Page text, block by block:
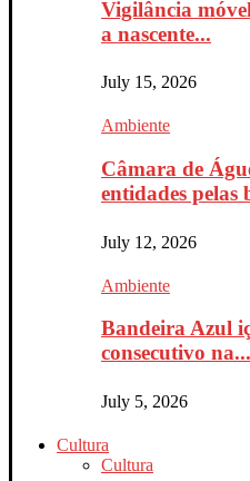
Vigilância
a nascente...
July 15, 2026
Ambiente
Câmara de
entidades pelas
July 12, 2026
Ambiente
Bandeira Azul
consecutivo na...
July 5, 2026
Cultura
Cultura